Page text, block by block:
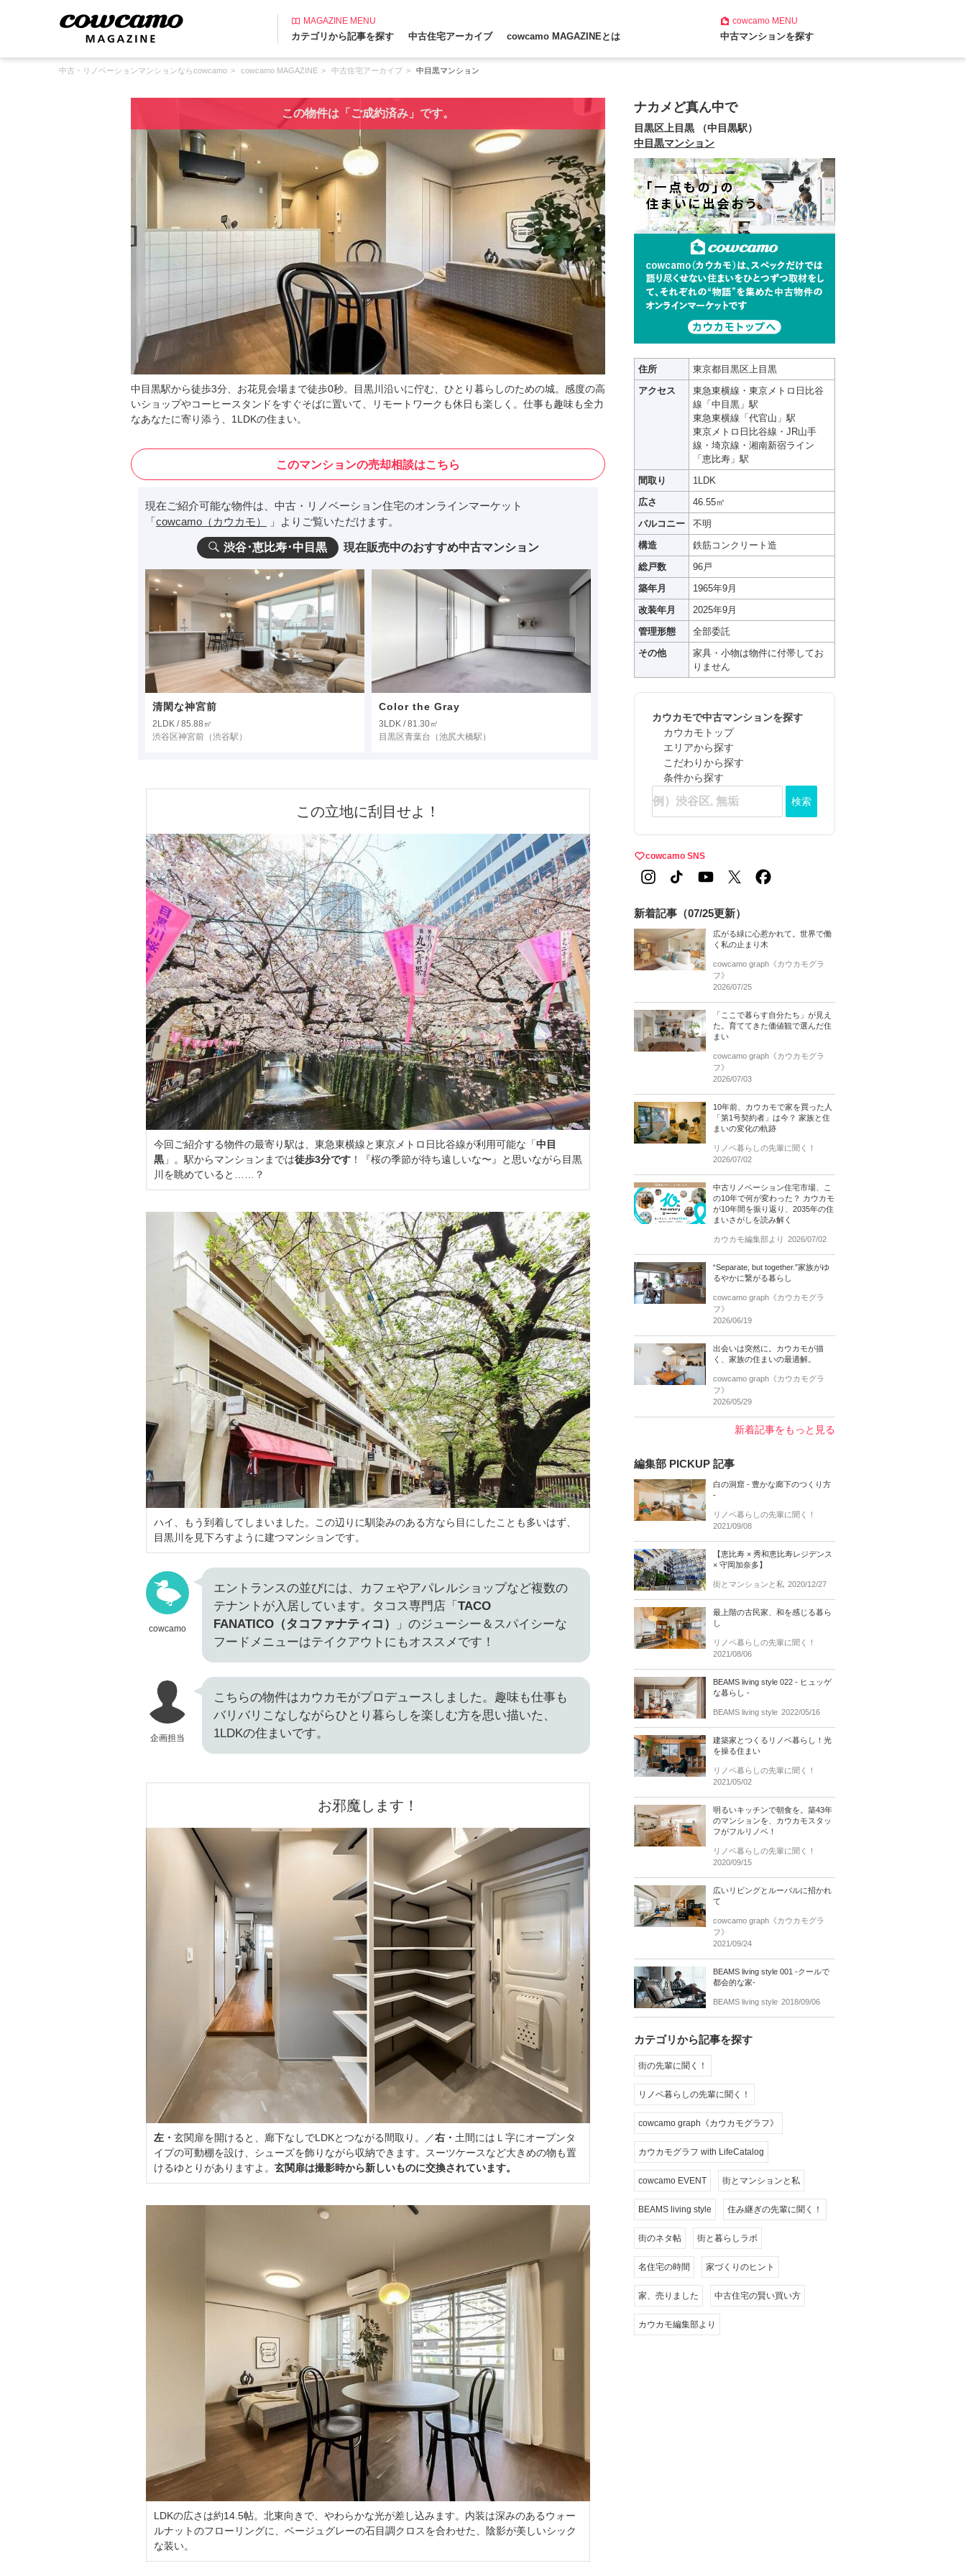
MAGAZINE MENU
カテゴリから記事を探す 中古住宅アーカイブ cowcamo MAGAZINEとは
cowcamoMENU
中古マンションを探す
中古・リノベーションマンションならcowcamo cowcamo MAGAZINE 中古住宅アーカイブ 中目黒マンション
この物件は「ご成約済み」です。
中目黒駅から徒歩3分、お花見会場まで徒歩0秒。目黒川沿いに佇む、ひとり暮らしのための城。感度の高
いショップやコーヒースタンドをすぐそばに置いて、リモートワークも休日も楽しく。仕事も趣味も全力
なあなたに寄り添う、1LDKの住まい。
このマンションの売却相談はこちら
現在ご紹介可能な物件は、中古・リノベーション住宅のオンラインマーケット
「cowcamo（カウカモ） 」よりご覧いただけます。
渋谷･恵比寿･中目黒 現在販売中のおすすめ中古マンション
清閑な神宮前
2LDK / 85.88㎡
渋谷区神宮前 （渋谷駅）
Color the Gray
3LDK / 81.30㎡
目黒区青葉台 （池尻大橋駅）
この立地に刮目せよ！
今回ご紹介する物件の最寄り駅は、東急東横線と東京メトロ日比谷線が利用可能な「中目
黒 」。駅からマンションまでは徒歩3分です ！『桜の季節が待ち遠しいな〜』と思いながら目黒
川を眺めていると……？
ハイ、もう到着してしまいました。この辺りに馴染みのある方なら目にしたことも多いはず、
目黒川を見下ろすように建つマンションです。
cowcamo
エントランスの並びには、カフェやアパレルショップなど複数の
テナントが入居しています。タコス専門店「 TACO
FANATICO（タコファナティコ）
」のジューシー＆スパイシーな
フードメニューはテイクアウトにもオススメです！
企画担当
こちらの物件はカウカモがプロデュースしました。趣味も仕事も
バリバリこなしながらひとり暮らしを楽しむ方を思い描いた、
1LDKの住まいです。
お邪魔します！
左・ 玄関扉を開けると、廊下なしでLDKとつながる間取り。／右・ 土間にはＬ字にオープンタ
イプの可動棚を設け、シューズを飾りながら収納できます。スーツケースなど大きめの物も置
けるゆとりがありますよ。 玄関扉は撮影時から新しいものに交換されています。
LDKの広さは約14.5帖。北東向きで、やわらかな光が差し込みます。内装は深みのあるウォー
ルナットのフローリングに、ベージュグレーの石目調クロスを合わせた、陰影が美しいシック
な装い。
ナカメど真ん中で
目黒区上目黒 （中目黒駅）
中目黒マンション
住所
東京都目黒区上目黒
アクセス
東急東横線・東京メトロ日比谷
線「中目黒」駅
東急東横線「代官山」駅
東京メトロ日比谷線・JR山手
線・埼京線・湘南新宿ライン
「恵比寿」駅
間取り
1LDK
広さ
46.55㎡
バルコニー
不明
構造
鉄筋コンクリート造
総戸数
96戸
築年月
1965年9月
改装年月
2025年9月
管理形態
全部委託
その他
家具・小物は物件に付帯してお
りません
カウカモで中古マンションを探す
カウカモトップ
エリアから探す
こだわりから探す
条件から探す
検索
cowcamo SNS
新着記事（07/25更新）
広がる緑に心惹かれて。世界で働
く私の止まり木
cowcamo graph《カウカモグラ
フ》
2026/07/25
「ここで暮らす自分たち」が見え
た。育ててきた価値観で選んだ住
まい
cowcamo graph《カウカモグラ
フ》
2026/07/03
10年前、カウカモで家を買った人
「第1号契約者」は今？ 家族と住
まいの変化の軌跡
リノベ暮らしの先輩に聞く！
2026/07/02
中古リノベーション住宅市場、こ
の10年で何が変わった？ カウカモ
が10年間を振り返り、2035年の住
まいさがしを読み解く
カウカモ編集部より 2026/07/02
“Separate, but together.”家族がゆ
るやかに繋がる暮らし
cowcamo graph《カウカモグラ
フ》
2026/06/19
出会いは突然に。カウカモが描
く、家族の住まいの最適解。
cowcamo graph《カウカモグラ
フ》
2026/05/29
新着記事をもっと見る
編集部 PICKUP 記事
白の洞窟 - 豊かな廊下のつくり方
-
リノベ暮らしの先輩に聞く！
2021/09/08
【恵比寿 × 秀和恵比寿レジデンス
× 守岡加奈多】
街とマンションと私 2020/12/27
最上階の古民家、和を感じる暮ら
し
リノベ暮らしの先輩に聞く！
2021/08/06
BEAMS living style 022 - ヒュッゲ
な暮らし -
BEAMS living style 2022/05/16
建築家とつくるリノベ暮らし！光
を操る住まい
リノベ暮らしの先輩に聞く！
2021/05/02
明るいキッチンで朝食を。築43年
のマンションを、カウカモスタッ
フがフルリノベ！
リノベ暮らしの先輩に聞く！
2020/09/15
広いリビングとルーバルに招かれ
て
cowcamo graph《カウカモグラ
フ》
2021/09/24
BEAMS living style 001 -クールで
都会的な家-
BEAMS living style 2018/09/06
カテゴリから記事を探す
街の先輩に聞く！
リノベ暮らしの先輩に聞く！
cowcamo graph《カウカモグラフ》
カウカモグラフ with LifeCatalog
cowcamo EVENT 街とマンションと私
BEAMS living style 住み継ぎの先輩に聞く！
街のネタ帖 街と暮らしラボ
名住宅の時間 家づくりのヒント
家、売りました 中古住宅の賢い買い方
カウカモ編集部より